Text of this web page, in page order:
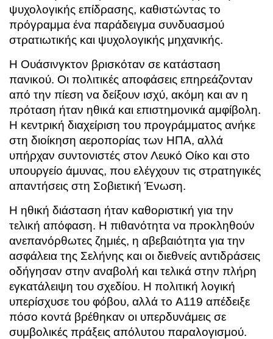
ψυχολογικής επίδρασης, καθιστώντας το
πρόγραμμα ένα παράδειγμα συνδυασμού
στρατιωτικής και ψυχολογικής μηχανικής.
Η Ουάσινγκτον βρισκόταν σε κατάσταση
πανικού. Οι πολιτικές αποφάσεις επηρεάζονταν
από την πίεση να δείξουν ισχύ, ακόμη και αν η
πρόταση ήταν ηθικά και επιστημονικά αμφίβολη.
Η κεντρική διαχείριση του προγράμματος ανήκε
στη διοίκηση αεροπορίας των ΗΠΑ, αλλά
υπήρχαν συντονιστές στον Λευκό Οίκο και στο
υπουργείο άμυνας, που ελέγχουν τις στρατηγικές
απαντήσεις στη Σοβιετική Ένωση.
Η ηθική διάσταση ήταν καθοριστική για την
τελική απόφαση. Η πιθανότητα να προκληθούν
ανεπανόρθωτες ζημιές, η αβεβαιότητα για την
ασφάλεια της Σελήνης και οι διεθνείς αντιδράσεις
οδήγησαν στην αναβολή και τελικά στην πλήρη
εγκατάλειψη του σχεδίου. Η πολιτική λογική
υπερίσχυσε του φόβου, αλλά το A119 απέδειξε
πόσο κοντά βρέθηκαν οι υπερδυνάμεις σε
συμβολικές πράξεις απόλυτου παραλογισμού.